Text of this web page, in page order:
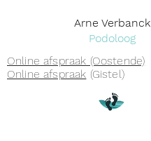
Arne Verbanck
Podoloog
Online afspraak (Oostende)
Online afspraak (Gistel)